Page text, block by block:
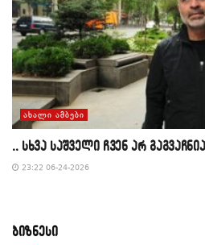
ᲐᲮᲐᲚᲘ ᲐᲛᲑᲔᲑᲘ
,, სხვა საშველი ჩვენ არ
23:22 06-24-2026
ბიზნესი